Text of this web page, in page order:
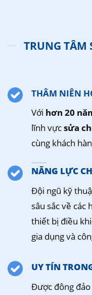
TRUNG
THÂM NIÊN
Với hơn 20
lĩnh vựcsửa
cùng khách
NĂNG LỰC
Đội ngũ kỹ
sâu sắc về
thiết bị điều
gia dụng và
UY TÍN
Được đông